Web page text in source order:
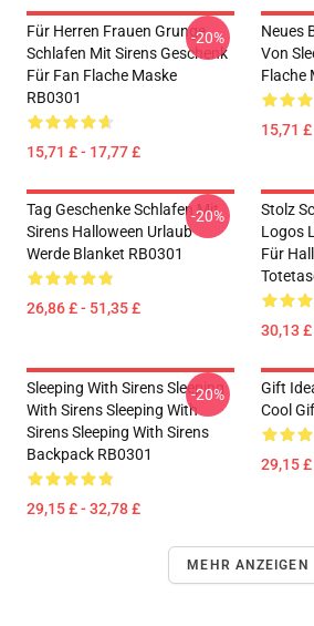
Für Herren Frauen Grunge
Schlafen Mit Sirens Geschenk
Für Fan Flache Maske
RB0301
15,71 £ - 17,77 £
-20%
Neues
Von
Flache
15,71
Tag Geschenke Schlafen Mit
Sirens Halloween Urlaub
Werde Blanket RB0301
26,86 £ - 51,35 £
-20%
Stolz
Logos
Für
30,13 £
Sleeping With Sirens Sleeping
With Sirens Sleeping With
Sirens Sleeping With Sirens
Backpack RB0301
29,15 £ - 32,78 £
-20%
Gift
Cool
29,15
MEHR ANZEIGEN